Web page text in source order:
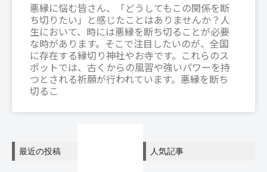
悪縁に悩む皆さん、「どうしてもこの関係を断
ち切りたい」と感じたことはありませんか？人
生において、時には悪縁を断ち切ることが必要
な時があります。そこで注目したいのが、全国
に存在する縁切り神社やお寺です。これらのス
ポットでは、古くからの風習や強いパワーを持
つとされる祈願が行われています。悪縁を断ち
切るこ
最近の投稿 人気記事